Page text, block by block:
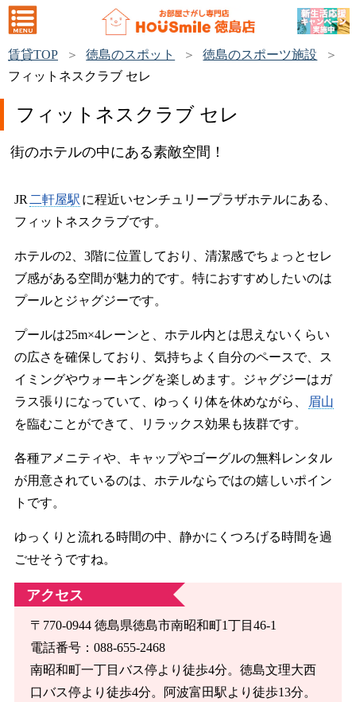
賃貸TOP 徳島のスポット
徳島のスポーツ施設
フィットネスクラブ セレ
フィットネスクラブ セレ
街のホテルの中にある素敵空間！
JR 二軒屋駅 に程近いセンチュリープラザホテルにある、
フィットネスクラブです。
ホテルの2、3階に位置しており、清潔感でちょっとセレ
ブ感がある空間が魅力的です。特におすすめしたいのは
プールとジャグジーです。
プールは25m×4レーンと、ホテル内とは思えないくらい
の広さを確保しており、気持ちよく自分のペースで、ス
イミングやウォーキングを楽しめます。ジャグジーはガ
ラス張りになっていて、ゆっくり体を休めながら、
眉山
を臨むことができて、リラックス効果も抜群です。
各種アメニティや、キャップやゴーグルの無料レンタル
が用意されているのは、ホテルならではの嬉しいポイン
トです。
ゆっくりと流れる時間の中、静かにくつろげる時間を過
ごせそうですね。
アクセス
〒770-0944 徳島県徳島市南昭和町1丁目46-1
電話番号：088-655-2468
南昭和町一丁目バス停より徒歩4分。徳島文理大西
口バス停より徒歩4分。阿波富田駅より徒歩13分。